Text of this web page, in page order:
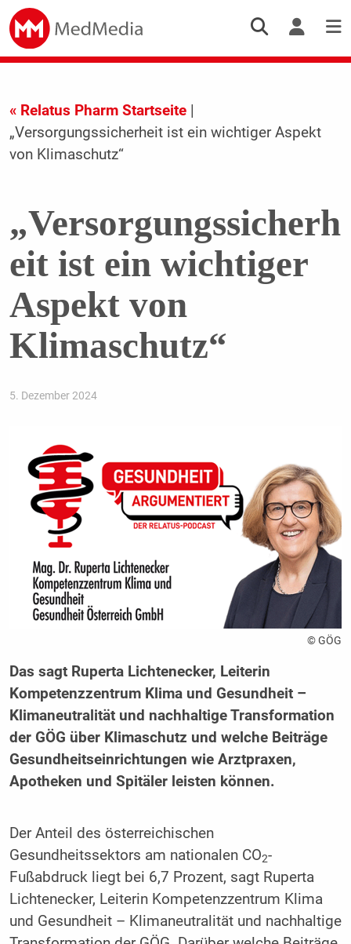
« Relatus Pharm Startseite|
„Versorgungssicherheit ist ein wichtiger Aspekt
von Klimaschutz“
„Versorgungssicherh
eit ist ein wichtiger
Aspekt von
Klimaschutz“
5. Dezember 2024
© GÖG
Das sagt Ruperta Lichtenecker, Leiterin
Kompetenzzentrum Klima und Gesundheit –
Klimaneutralität und nachhaltige Transformation
der GÖG über Klimaschutz und welche Beiträge
Gesundheitseinrichtungen wie Arztpraxen,
Apotheken und Spitäler leisten können.
Der Anteil des österreichischen
Gesundheitssektors am nationalen CO2-
Fußabdruck liegt bei 6,7 Prozent, sagt Ruperta
Lichtenecker, Leiterin Kompetenzzentrum Klima
und Gesundheit – Klimaneutralität und nachhaltige